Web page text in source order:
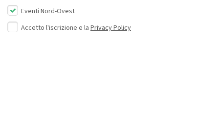
Eventi Nord-Ovest
Accetto l'iscrizione e la Privacy Policy